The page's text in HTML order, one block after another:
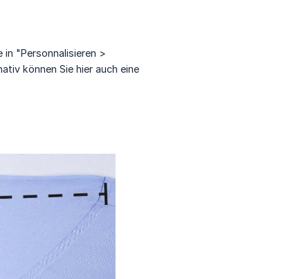
in "Personnalisieren >
können Sie hier auch eine